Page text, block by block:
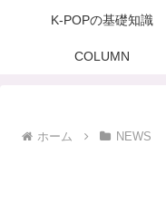
K-POPの基礎知識
COLUMN
ホーム NEWS